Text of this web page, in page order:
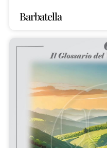
Barbatella